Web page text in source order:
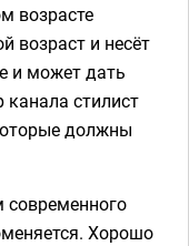
возрасте
возраст и несёт
и может дать
стилист
должны
современного
Хорошо